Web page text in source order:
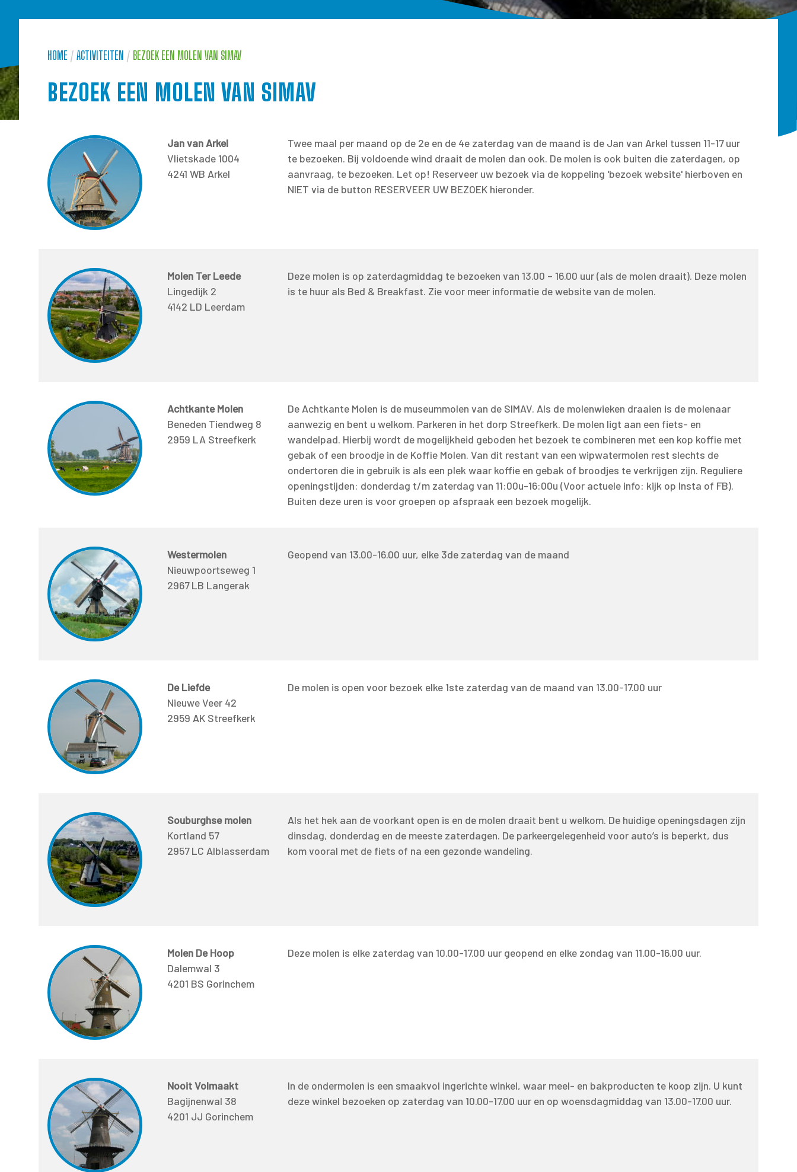
HOME / ACTIVITEITEN / BEZOEK EEN MOLEN VAN SIMAV
BEZOEK EEN MOLEN VAN SIMAV
Jan van Arkel
Vlietskade 1004
4241 WB Arkel
Twee maal per maand op de 2e en de 4e zaterdag van de maand is de Jan van Arkel tussen 11-17 uur
te bezoeken. Bij voldoende wind draait de molen dan ook. De molen is ook buiten die zaterdagen, op
aanvraag, te bezoeken. Let op! Reserveer uw bezoek via de koppeling 'bezoek website' hierboven en
NIET via de button RESERVEER UW BEZOEK hieronder.
Molen Ter Leede
Lingedijk 2
4142 LD Leerdam
Deze molen is op zaterdagmiddag te bezoeken van 13.00 – 16.00 uur (als de molen draait). Deze molen
is te huur als Bed & Breakfast. Zie voor meer informatie de website van de molen.
Achtkante Molen
Beneden Tiendweg 8
2959 LA Streefkerk
De Achtkante Molen is de museummolen van de SIMAV. Als de molenwieken draaien is de molenaar
aanwezig en bent u welkom. Parkeren in het dorp Streefkerk. De molen ligt aan een fiets- en
wandelpad. Hierbij wordt de mogelijkheid geboden het bezoek te combineren met een kop koffie met
gebak of een broodje in de Koffie Molen. Van dit restant van een wipwatermolen rest slechts de
ondertoren die in gebruik is als een plek waar koffie en gebak of broodjes te verkrijgen zijn. Reguliere
openingstijden: donderdag t/m zaterdag van 11:00u-16:00u (Voor actuele info: kijk op Insta of FB).
Buiten deze uren is voor groepen op afspraak een bezoek mogelijk.
Westermolen
Nieuwpoortseweg 1
2967 LB Langerak
Geopend van 13.00-16.00 uur, elke 3de zaterdag van de maand
De Liefde
Nieuwe Veer 42
2959 AK Streefkerk
De molen is open voor bezoek elke 1ste zaterdag van de maand van 13.00-17.00 uur
Souburghse molen
Kortland 57
2957 LC Alblasserdam
Als het hek aan de voorkant open is en de molen draait bent u welkom. De huidige openingsdagen zijn
dinsdag, donderdag en de meeste zaterdagen. De parkeergelegenheid voor auto’s is beperkt, dus
kom vooral met de fiets of na een gezonde wandeling.
Molen De Hoop
Dalemwal 3
4201 BS Gorinchem
Deze molen is elke zaterdag van 10.00-17.00 uur geopend en elke zondag van 11.00-16.00 uur.
Nooit Volmaakt
Bagijnenwal 38
4201 JJ Gorinchem
In de ondermolen is een smaakvol ingerichte winkel, waar meel- en bakproducten te koop zijn. U kunt
deze winkel bezoeken op zaterdag van 10.00-17.00 uur en op woensdagmiddag van 13.00-17.00 uur.